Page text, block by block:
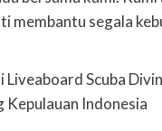
membantu segala
Liveaboard Scuba
Kepulauan Indonesia